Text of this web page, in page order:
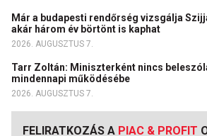
Már a budapesti rendőrség vizsgálja
akár három év börtönt is kaphat
2026. AUGUSZTUS 7.
Tarr Zoltán: Miniszterként nincs
mindennapi működésébe
2026. AUGUSZTUS 7.
FELIRATKOZÁS A PIAC & PROFIT